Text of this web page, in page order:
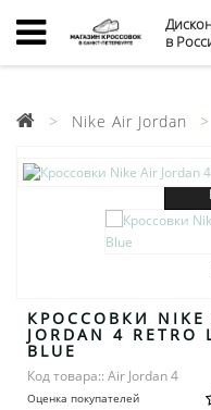
в
Nike Air Jordan
КРОССОВКИ NIKE
JORDAN 4 RETRO
BLUE
Код товара:: Air Jordan 4
Оценка покупателей